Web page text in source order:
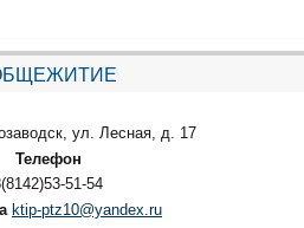
ул. Лесная, д. 17
Телефон
51-54
ktip-ptz10@yandex.ru